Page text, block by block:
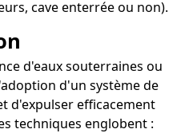
cave enterrée ou non).
d'eaux souterraines ou
d'un système de
d'expulser efficacement
techniques englobent :